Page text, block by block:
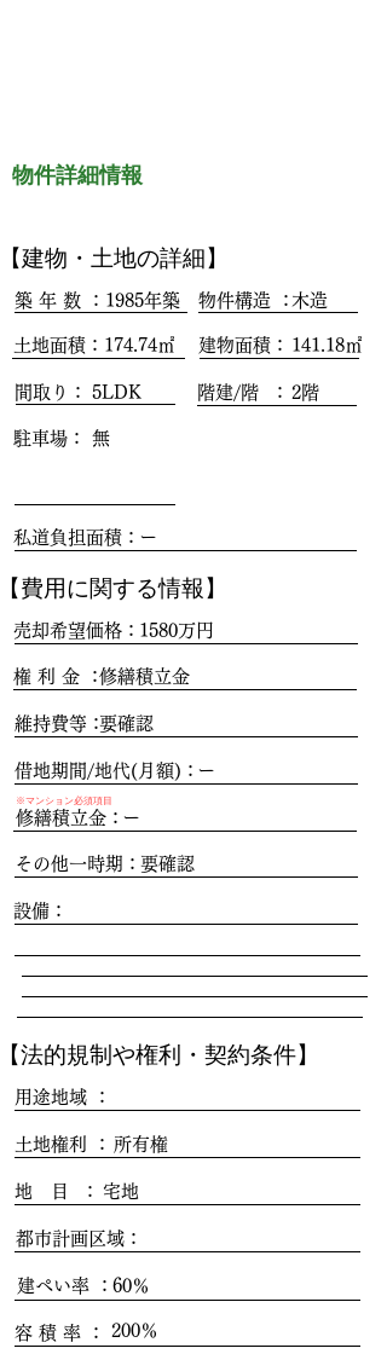
物件詳細情報
​【建物・土地の詳細】
築 年 数 ： 1985年築 物件構造 ：木造
土地面積： 174.74㎡ 建物面積： 141.18㎡
間取り： 5LDK 階建/階 ： 2階
駐車場： 無
私道負担面積： ー
費用に関する情報】
売却希望価格： 1580万円
権 利 金 ：修繕積立金
維持費等：要確認
借地期間/地代(月額)：ー
修繕積立金：ー
※マンション必須項目
その他一時期：要確認
設備：
法的規制や権利・契約条件】
用途地域 ：
土地権利 ： 所有権
地 目 ： 宅地
都市計画区域：
建ぺい率 ：60％
容 積 率 ： 200％